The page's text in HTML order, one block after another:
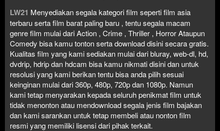
LW21 Menyediakan segala kategori film seperti film asia
terbaru serta film barat paling baru , tentu segala macam
genre film mulai dari Action , Crime , Thriller , Horror Ataupun
Comedy bisa kamu tonton serta download disini secara gratis.
Kualitas film yang kami sediakan mulai dari bluray, web-dl, hd,
dvdrip, hdrip dan hdcam bisa kamu nikmati disini dan untuk
resolusi yang kami berikan tentu bisa anda pilih sesuai
keinginan mulai dari 360p, 480p, 720p dan 1080p. Namun
kami tetap menyarakan kepada seluruh penikmat film untuk
tidak menonton atau mendownload segala jenis film bajakan
dan kami sarankan untuk tetap membeli atau nonton film
resmi yang memiliki lisensi dari pihak terkait.